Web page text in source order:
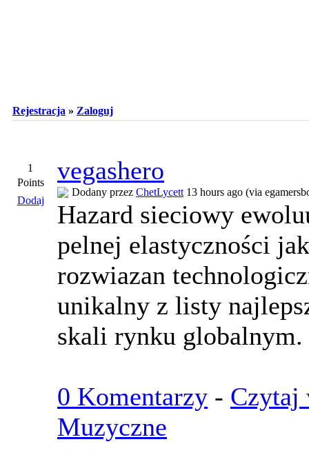
Rejestracja » Zaloguj
1
Points
Dodaj
vegashero
Dodany przez ChetLycett 13 hours ago (via
Hazard sieciowy
pelnej elastyczności
rozwiazan
unikalny z listy
skali rynku globalnym.
0 Komentarzy - Czytaj
Muzyczne